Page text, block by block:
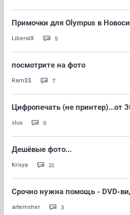
Примочки для Olympus в
LiberalX 5
посмотрите на фото
Ram$$ 7
Цифропечать (не принтер)...от
slux 0
Дешёвые фото...
Krisya 21
Срочно нужна помощь - DVD-
artemsher 3